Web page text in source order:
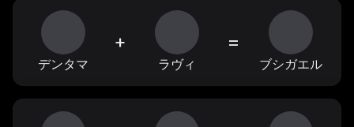
デンタマ
+
ラヴィ
=
ブシガエル